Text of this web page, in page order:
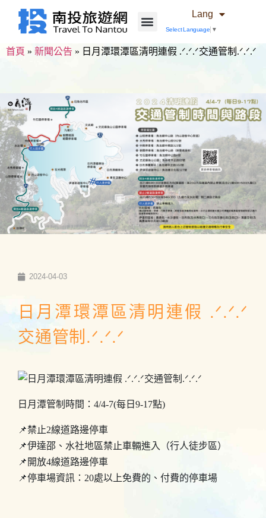
Lang
Select Language ▼
首頁 » 新聞公告 » 日月潭環潭區清明連假 .ᐟ.ᐟ.ᐟ交通管制.ᐟ.ᐟ.ᐟ
2024-04-03
日月潭環潭區清明連假 .ᐟ.ᐟ.ᐟ
交通管制.ᐟ.ᐟ.ᐟ
日月潭管制時間：4/4-7(每日9-17點)
📌禁止2線道路邊停車
📌伊達邵、水社地區禁止車輛進入（行人徒步區）
📌開放4線道路邊停車
📌停車場資訊：20處以上免費的、付費的停車場